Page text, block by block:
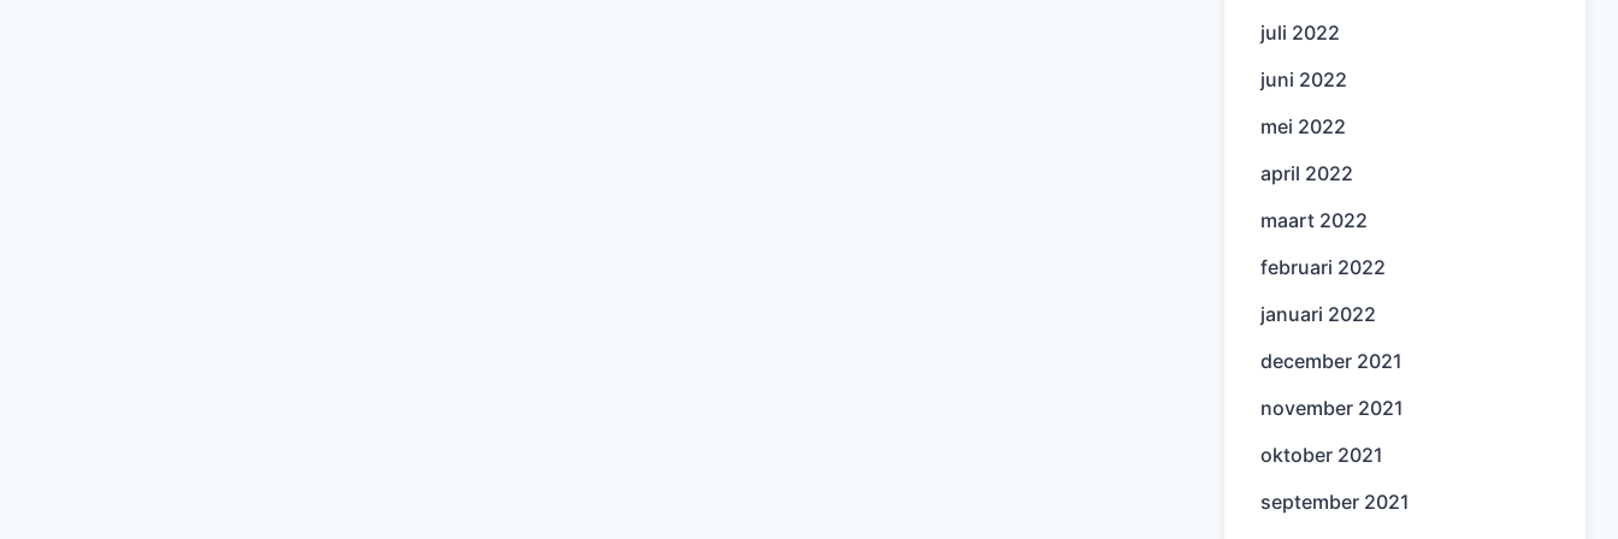
juli 2022
juni 2022
mei 2022
april 2022
maart 2022
februari 2022
januari 2022
december 2021
november 2021
oktober 2021
september 2021